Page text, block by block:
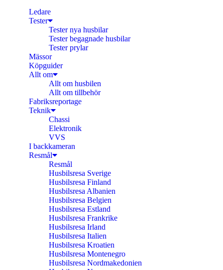
Ledare
Tester
Tester nya husbilar
Tester begagnade husbilar
Tester prylar
Mässor
Köpguider
Allt om
Allt om husbilen
Allt om tillbehör
Fabriksreportage
Teknik
Chassi
Elektronik
VVS
I backkameran
Resmål
Resmål
Husbilsresa Sverige
Husbilsresa Finland
Husbilsresa Albanien
Husbilsresa Belgien
Husbilsresa Estland
Husbilsresa Frankrike
Husbilsresa Irland
Husbilsresa Italien
Husbilsresa Kroatien
Husbilsresa Montenegro
Husbilsresa Nordmakedonien